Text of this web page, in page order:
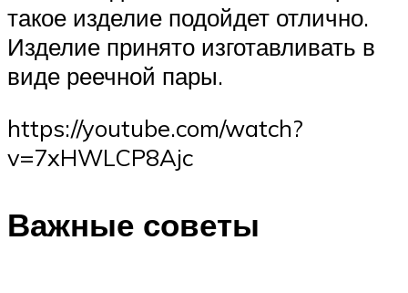
такое изделие подойдет отлично.
Изделие принято изготавливать в
виде реечной пары.
https://youtube.com/watch?
v=7xHWLCP8Ajc
Важные советы